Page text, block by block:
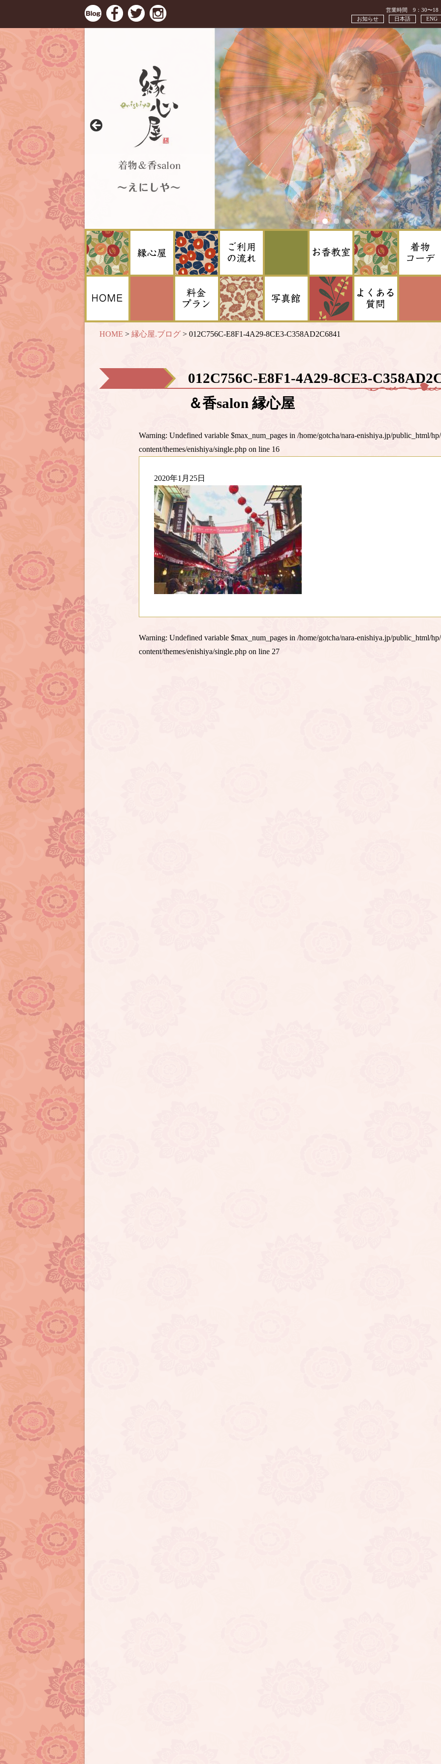
営業時間 9：30〜
ENG
日本語
お知らせ
HOME > 縁心屋.ブログ > 012C756C-E8F1-4A29-8CE3-C358AD2C6841
012C756C-E8F1-4A29-8CE3-
＆香salon 縁心屋
Warning: Undefined variable $max_num_pages in /home/gotcha/nara-enishiya.jp/public_html/
content/themes/enishiya/single.php on line 16
2020年1月25日
Warning: Undefined variable $max_num_pages in /home/gotcha/nara-enishiya.jp/public_html/
content/themes/enishiya/single.php on line 27